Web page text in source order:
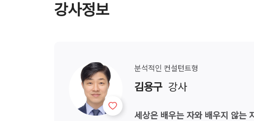
강사정보
분석적인 컨설턴트형
김용구 강사
세상은 배우는 자와 배우지 않는